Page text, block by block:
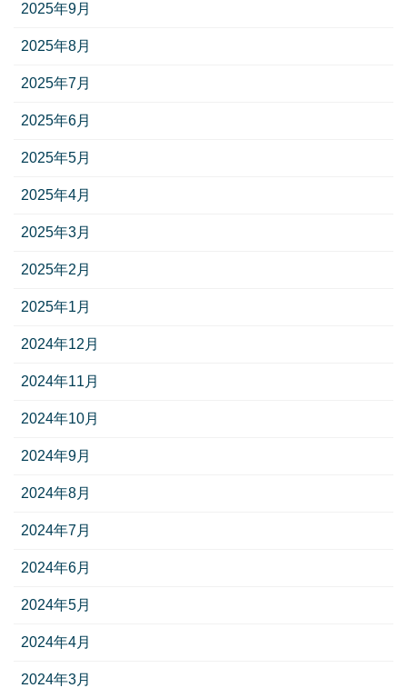
2025年9月
2025年8月
2025年7月
2025年6月
2025年5月
2025年4月
2025年3月
2025年2月
2025年1月
2024年12月
2024年11月
2024年10月
2024年9月
2024年8月
2024年7月
2024年6月
2024年5月
2024年4月
2024年3月